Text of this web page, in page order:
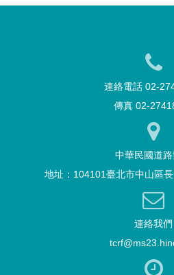
連絡電話 02-
傳真 02-
中華民國道
地址：104101臺北市中山區
連絡我們